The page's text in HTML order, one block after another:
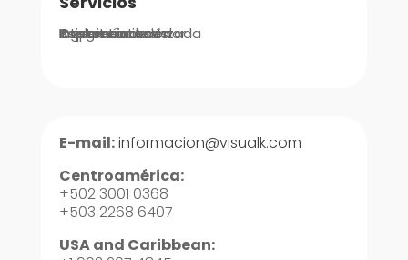
Integraciones
Implementación
Ingeniería de Valor
Asistencia Avanzada
Soporte
Capacitaciones
E-mail:informacion@visualk.com
Centroamérica:
+502 3001 0368
+503 2268 6407
USA and Caribbean: